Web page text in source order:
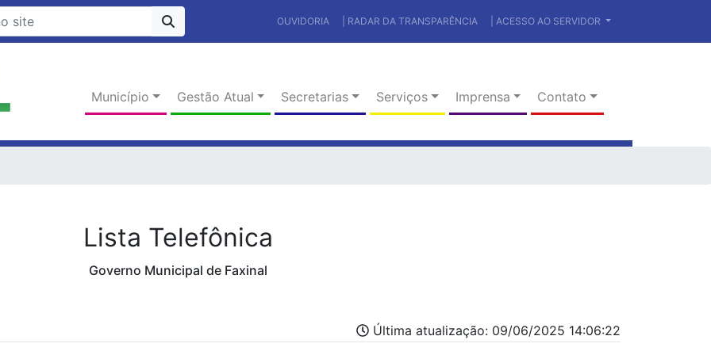
OUVIDORIA | RADAR DA TRANSPARÊNCIA | ACESSO AO SERVIDOR
Município Gestão Atual Secretarias Serviços Imprensa Contato
Lista Telefônica
Governo Municipal de Faxinal
Última atualização: 09/06/2025 14:06:22